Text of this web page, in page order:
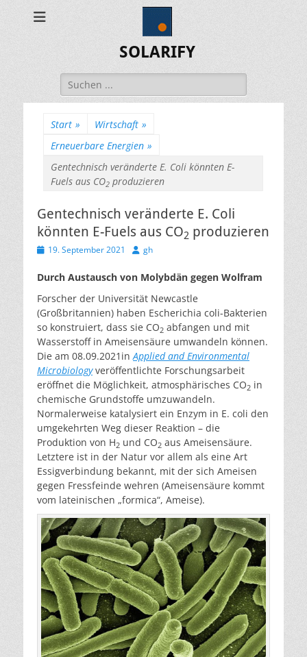
SOLARIFY
Suchen
nach:
Start » Wirtschaft »
Erneuerbare Energien »
Gentechnisch veränderte E. Coli könnten E-
Fuels aus CO2 produzieren
Gentechnisch veränderte E. Coli
könnten E-Fuels aus CO2 produzieren
Veröffentlicht
19. September 2021 Autor
gh
Durch Austausch von Molybdän gegen Wolfram
Forscher der Universität Newcastle
(Großbritannien) haben Escherichia coli-Bakterien
so konstruiert, dass sie CO2 abfangen und mit
Wasserstoff in Ameisensäure umwandeln können.
Die am 08.09.2021inApplied and Environmental
Microbiologyveröffentlichte Forschungsarbeit
eröffnet die Möglichkeit, atmosphärisches CO2 in
chemische Grundstoffe umzuwandeln.
Normalerweise katalysiert ein Enzym in E. coli den
umgekehrten Weg dieser Reaktion – die
Produktion von H2 und CO2 aus Ameisensäure.
Letztere ist in der Natur vor allem als eine Art
Essigverbindung bekannt, mit der sich Ameisen
gegen Fressfeinde wehren (Ameisensäure kommt
vom lateinischen „formica“, Ameise).